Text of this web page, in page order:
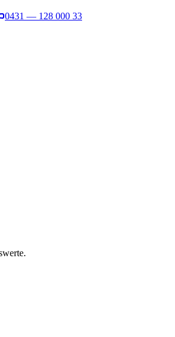
0431 — 128 000 33